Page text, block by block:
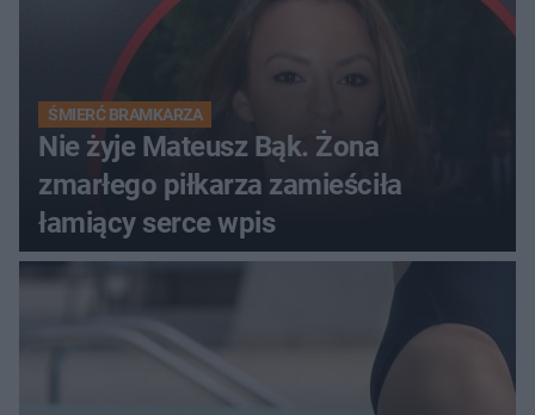
ŚMIERĆ BRAMKARZA
Nie żyje Mateusz Bąk. Żona
zmarłego piłkarza zamieściła
łamiący serce wpis